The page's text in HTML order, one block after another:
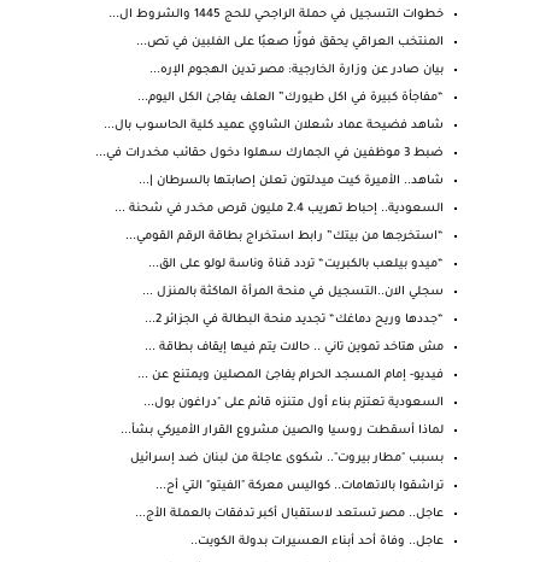
خطوات التسجيل في حملة الراجحي للحج 1445 والشروط ال...
المنتخب العراقي يحقق فوزًا صعبُا على الفلبين في تص...
بيان صادر عن وزارة الخارجية: مصر تدين الهجوم الإره...
“مفاجأة كبيرة في اكل طيورك” العلف يفاجئ الكل اليوم...
شاهد فضيحة عماد شعلان الشاوي عميد كلية الحاسوب بال...
ضبط 3 موظفين في الجمارك سهلوا دخول حقائب مخدرات في...
شاهد.. الأميرة كيت ميدلتون تعلن إصابتها بالسرطان |...
السعودية.. إحباط تهريب 2.4 مليون قرص مخدر في شحنة ...
“استخرجها من بيتك” رابط استخراج بطاقة الرقم القومي...
“ميدو بيلعب بالكبريت“ تردد قناة وناسة لولو على الق...
سجلي الان..التسجيل في منحة المرأة الماكثة بالمنزل ...
“جددها وريح دماغك“ تجديد منحة البطالة في الجزائر 2...
مش هتاخد تموين تاني .. حالات يتم فيها إيقاف بطاقة ...
فيديو- إمام المسجد الحرام يفاجئ المصلين ويمتنع عن ...
السعودية تعتزم بناء أول متنزه قائم على "دراغون بول...
لماذا أسقطت روسيا والصين مشروع القرار الأميركي بشأ...
بسبب "مطار بيروت".. شكوى عاجلة من لبنان ضد إسرائيل
تراشقوا بالاتهامات.. كواليس معركة "الفيتو" التي أح...
عاجل.. مصر تستعد لاستقبال أكبر تدفقات بالعملة الأج...
عاجل.. وفاة أحد أبناء العسيرات بدولة الكويت..